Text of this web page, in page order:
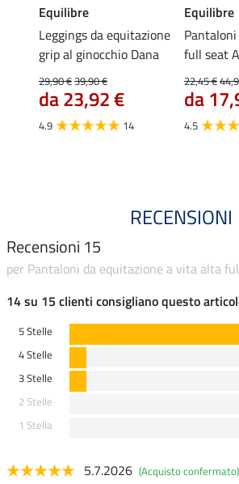
Equilibre
Leggings da equitazione
grip al ginocchio Dana
29,90 €39,90 €
da 23,92 €
4.9 14
Equilibre
full seat
22,45 €
da
4.5
RECENSIONI
Recensioni 15
per Pantaloni da equitazione a vita alta
14 su 15 clienti consigliano questo
5 Stelle
4 Stelle
3 Stelle
2 Stelle
1 Stella
5.7.2026 (Acquisto confermato)